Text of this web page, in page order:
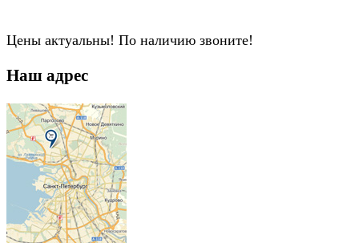
Цены актуальны! По наличию звоните!
Наш адрес